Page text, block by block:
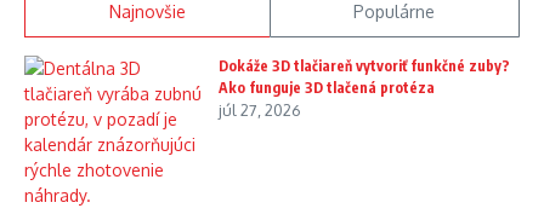
Najnovšie Populárne
Dokáže 3D tlačiareň vytvoriť funkčné zuby?
Ako funguje 3D tlačená protéza
júl 27, 2026